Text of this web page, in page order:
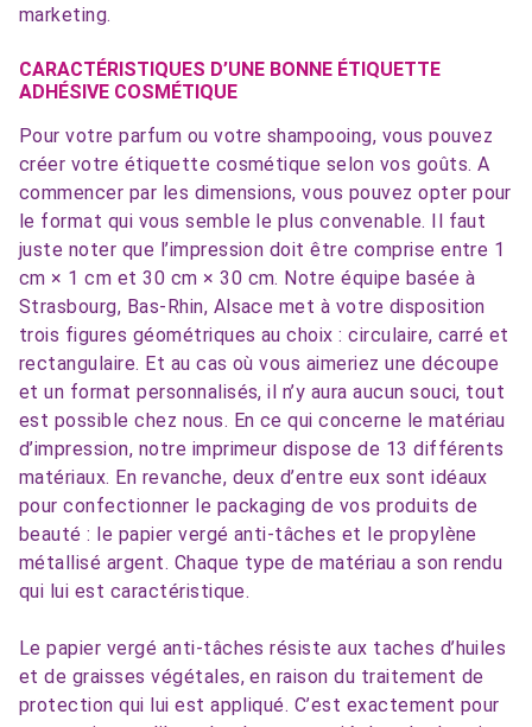
marketing.
CARACTÉRISTIQUES D’UNE BONNE ÉTIQUETTE
ADHÉSIVE COSMÉTIQUE
Pour votre parfum ou votre shampooing, vous pouvez
créer votre étiquette cosmétique selon vos goûts. A
commencer par les dimensions, vous pouvez opter pour
le format qui vous semble le plus convenable. Il faut
juste noter que l’impression doit être comprise entre 1
cm × 1 cm et 30 cm × 30 cm. Notre équipe basée à
Strasbourg, Bas-Rhin, Alsace met à votre disposition
trois figures géométriques au choix : circulaire, carré et
rectangulaire. Et au cas où vous aimeriez une découpe
et un format personnalisés, il n’y aura aucun souci, tout
est possible chez nous. En ce qui concerne le matériau
d’impression, notre imprimeur dispose de 13 différents
matériaux. En revanche, deux d’entre eux sont idéaux
pour confectionner le packaging de vos produits de
beauté : le papier vergé anti-tâches et le propylène
métallisé argent. Chaque type de matériau a son rendu
qui lui est caractéristique.
Le papier vergé anti-tâches résiste aux taches d’huiles
et de graisses végétales, en raison du traitement de
protection qui lui est appliqué. C’est exactement pour